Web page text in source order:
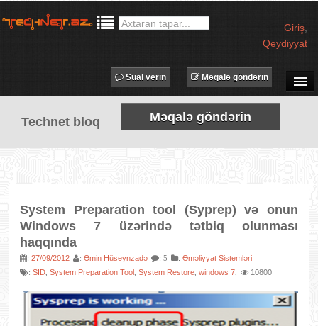
Giriş
Qeydiyyat
SUAL-CAVAB
TECHNET TV
MƏQALƏLƏR
PROQRAMLAR
IT LÜĞƏT
Məqalə göndərin
Sual verin
Technet bloq Məqalə göndərin
System Preparation tool (Syprep) və onun
Windows 7 üzərində tətbiq olunması
haqqında
: 27/09/2012 : Əmin Hüseynzadə : 5 : Əməliyyat Sistemləri
: SID System Preparation Tool System Restore windows 7 10800